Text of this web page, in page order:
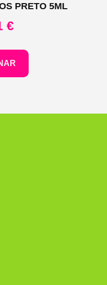
PRETO 5ML
€